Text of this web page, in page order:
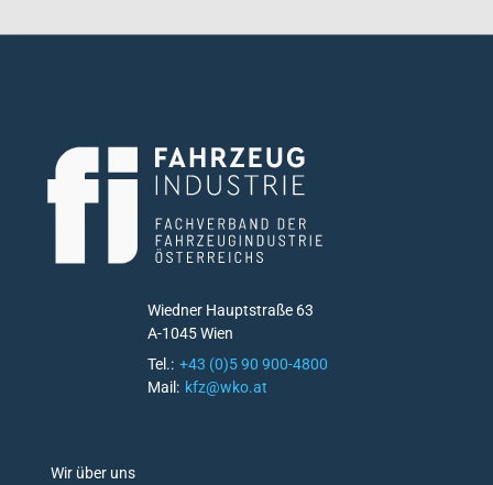
D
Wir über uns
Wiedner Hauptstraße 63
A-1045 Wien
Tel.: +43 (0)5 90 900-4800
Mail: kfz@wko.at